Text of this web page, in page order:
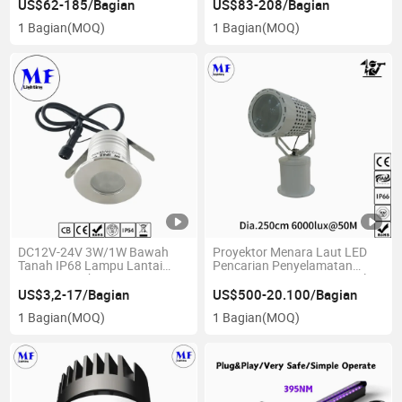
Ledakan untuk Fasilitas
Penyimpanan Industri Berat
US$62-185/Bagian
1 Bagian(MOQ)
Seni, Pencahayaan Galeri Seni
US$83-208/Bagian
1 Bagian(MOQ)
DC12V-24V 3W/1W Bawah
Tanah IP68 Lampu Lantai
Tertanam Tahan Air LED RGB
untuk Dek Luar Ruangan
untuk Pencahayaan Taman
Lanskap Kolam Renang
US$3,2-17/Bagian
1 Bagian(MOQ)
Proyektor Menara Laut LED
Pencarian Penyelamatan
Sorot Pencarian IP66 Kapal
Laut 300W 400W 500W 600W
Jarak Proyeksi 2km 3km Sorot
Pencarian Titik
US$500-20.100/Bagian
1 Bagian(MOQ)